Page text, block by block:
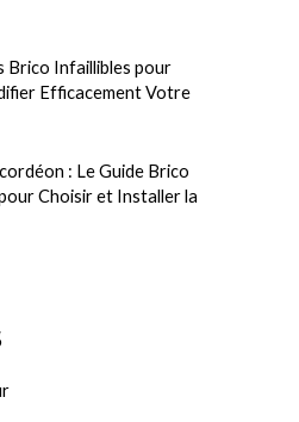
Brico Infaillibles pour
Efficacement Votre
: Le Guide Brico
Choisir et Installer la